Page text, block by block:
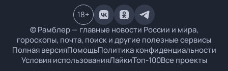
© Рамблер — главные новости России и мира,
гороскопы, почта, поиск и другие полезные сервисы
Полная версияПомощьПолитика конфиденциальности
Условия использованияЛайкиТоп-100Все проекты
18+